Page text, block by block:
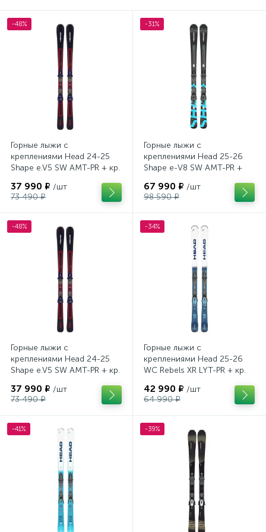
-48%
Горные лыжи с
креплениями Head 24-25
Shape e.V5 SW AMT-PR + кр.
37 990 ₽ /шт
73 490 ₽
-31%
Горные лыжи с
креплениями Head 25-26
Shape e-V8 SW AMT-PR +
67 990 ₽ /шт
98 590 ₽
-48%
Горные лыжи с
креплениями Head 24-25
Shape e.V5 SW AMT-PR + кр.
37 990 ₽ /шт
73 490 ₽
-34%
Горные лыжи с
креплениями Head 25-26
WC Rebels XR LYT-PR + кр.
42 990 ₽ /шт
64 990 ₽
-41% -39%